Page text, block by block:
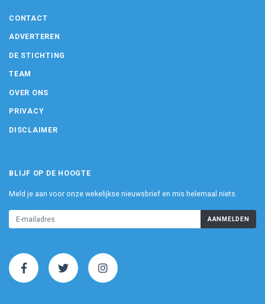
CONTACT
ADVERTEREN
DE STICHTING
TEAM
OVER ONS
PRIVACY
DISCLAIMER
BLIJF OP DE HOOGTE
Meld je aan voor onze wekelijkse nieuwsbrief en mis helemaal niets.
AANMELDEN